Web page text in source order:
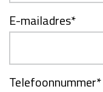
E-mailadres*
Telefoonnummer*